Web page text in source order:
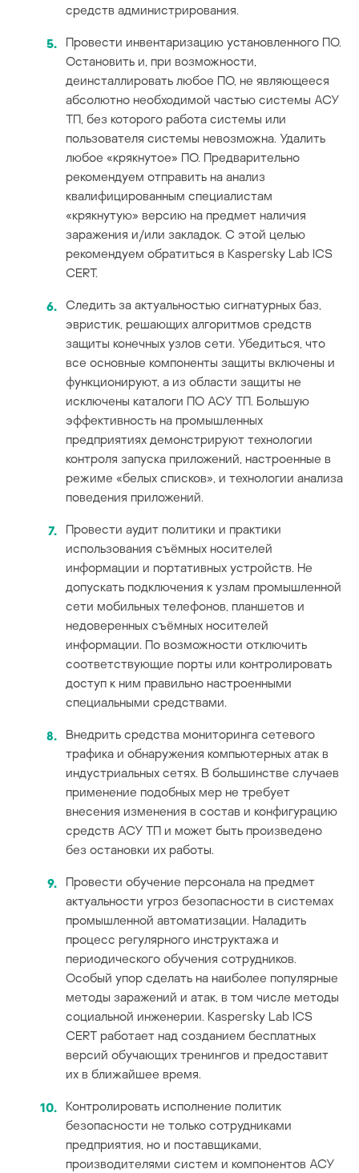
средств администрирования.
Провести инвентаризацию установленного ПО.
Остановить и, при возможности,
деинсталлировать любое ПО, не являющееся
абсолютно необходимой частью системы АСУ
ТП, без которого работа системы или
пользователя системы невозможна. Удалить
любое «крякнутое» ПО. Предварительно
рекомендуем отправить на анализ
квалифицированным специалистам
«крякнутую» версию на предмет наличия
заражения и/или закладок. С этой целью
рекомендуем обратиться в Kaspersky Lab ICS
CERT.
Следить за актуальностью сигнатурных баз,
эвристик, решающих алгоритмов средств
защиты конечных узлов сети. Убедиться, что
все основные компоненты защиты включены и
функционируют, а из области защиты не
исключены каталоги ПО АСУ ТП. Большую
эффективность на промышленных
предприятиях демонстрируют технологии
контроля запуска приложений, настроенные в
режиме «белых списков», и технологии анализа
поведения приложений.
Провести аудит политики и практики
использования съёмных носителей
информации и портативных устройств. Не
допускать подключения к узлам промышленной
сети мобильных телефонов, планшетов и
недоверенных съёмных носителей
информации. По возможности отключить
соответствующие порты или контролировать
доступ к ним правильно настроенными
специальными средствами.
Внедрить средства мониторинга сетевого
трафика и обнаружения компьютерных атак в
индустриальных сетях. В большинстве случаев
применение подобных мер не требует
внесения изменения в состав и конфигурацию
средств АСУ ТП и может быть произведено
без остановки их работы.
Провести обучение персонала на предмет
актуальности угроз безопасности в системах
промышленной автоматизации. Наладить
процесс регулярного инструктажа и
периодического обучения сотрудников.
Особый упор сделать на наиболее популярные
методы заражений и атак, в том числе методы
социальной инженерии. Kaspersky Lab ICS
CERT работает над созданием бесплатных
версий обучающих тренингов и предоставит
их в ближайшее время.
Контролировать исполнение политик
безопасности не только сотрудниками
предприятия, но и поставщиками,
производителями систем и компонентов АСУ